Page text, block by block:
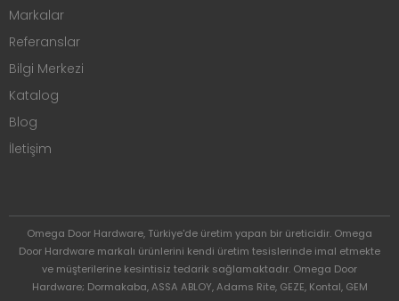
Markalar
Referanslar
Bilgi Merkezi
Katalog
Blog
İletişim
Omega Door Hardware, Türkiye'de üretim yapan bir üreticidir. Omega
Door Hardware markalı ürünlerini kendi üretim tesislerinde imal etmekte
ve müşterilerine kesintisiz tedarik sağlamaktadır. Omega Door
Hardware; Dormakaba, ASSA ABLOY, Adams Rite, GEZE, Kontal, GEM